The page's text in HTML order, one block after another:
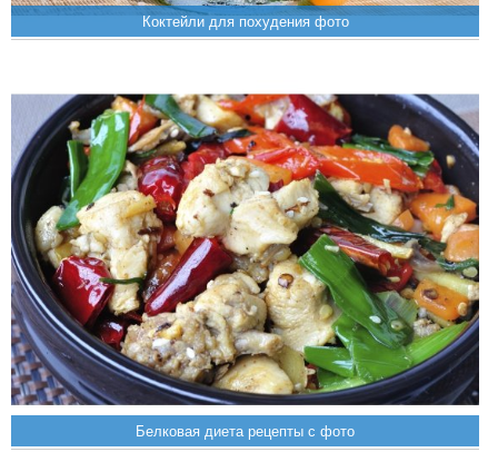
Коктейли для похудения фото
Белковая диета рецепты с фото